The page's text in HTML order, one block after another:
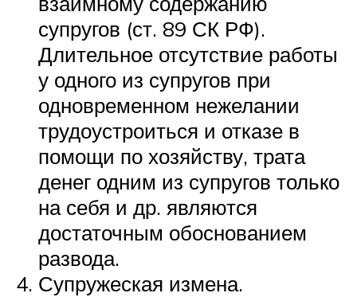
супругов (ст. 89 СК РФ).
Длительное отсутствие работы
у одного из супругов при
одновременном нежелании
трудоустроиться и отказе в
помощи по хозяйству, трата
денег одним из супругов только
на себя и др. являются
достаточным обоснованием
развода.
Супружеская измена.